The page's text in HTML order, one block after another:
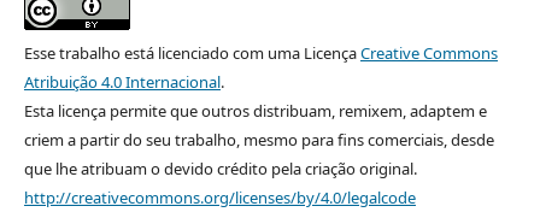
Esse trabalho está licenciado com uma LicençaCreative Commons
Atribuição 4.0 Internacional.
Esta licença permite que outros distribuam, remixem, adaptem e
criem a partir do seu trabalho, mesmo para fins comerciais, desde
que lhe atribuam o devido crédito pela criação original.
http://creativecommons.org/licenses/by/4.0/legalcode